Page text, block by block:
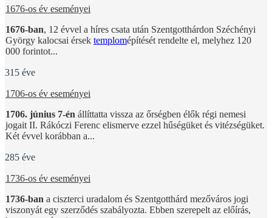
1676-os év eseményei
1676-ban, 12 évvel a híres csata után Szentgotthárdon Széchényi
György kalocsai érsek templomépítését rendelte el, melyhez 120
000 forintot...
315 éve
1706-os év eseményei
1706. június 7-én állíttatta vissza az őrségben élők régi nemesi
jogait II. Rákóczi Ferenc elismerve ezzel hűségüket és vitézségüket.
Két évvel korábban a...
285 éve
1736-os év eseményei
1736-ban a ciszterci uradalom és Szentgotthárd mezőváros jogi
viszonyát egy szerződés szabályozta. Ebben szerepelt az előírás,